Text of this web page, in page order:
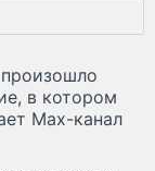
в котором
Max-канал